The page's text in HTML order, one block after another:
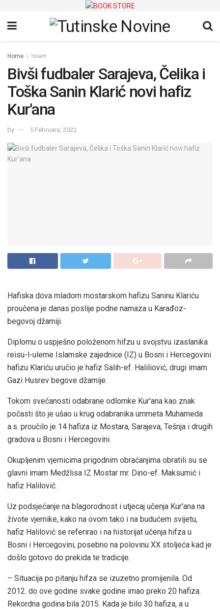
Home Islam
Bivši fudbaler Sarajeva, Čelika i
Toška Sanin Klarić novi hafiz
Kur'ana
by 5 Februara, 2022
Hafiska dova mladom mostarskom hafizu Saninu Klariću
proučena je danas poslije podne namaza u Karađoz-
begovoj džamiji.
Diplomu o uspješno položenom hifzu u svojstvu izaslanika
reisu-l-uleme Islamske zajednice (IZ) u Bosni i Hercegovini
hafizu Klariću uručio je hafiz Salih-ef. Haliliović, drugi imam
Gazi Husrev begove džamije.
Tokom svečanosti odabrane odlomke Kur'ana kao znak
počasti što je ušao u krug odabranika ummeta Muhameda
a.s. proučilo je 14 hafiza iz Mostara, Sarajeva, Tešnja i drugih
gradova u Bosni i Hercegovini.
Okupljenim vjernicima prigodnim obraćanjima obratili su se
glavni imam Medžlisa IZ Mostar mr. Dino-ef. Maksumić i
hafiz Halilović.
Uz podsjećanje na blagorodnost i utjecaj učenja Kur'ana na
živote vjernike, kako na ovom tako i na budućem svijetu,
hafiz Halilović se referirao i na historijat učenja hifza u
Bosni i Hercegovini, posebno na polovinu XX stoljeća kad je
došlo gotovo do prekida te tradicije.
– Situacija po pitanju hifza se izuzetno promijenila. Od
2012. do ove godine svake godine imao preko 20 hafiza.
Rekordna godina bila 2015. Kada je bilo 30 hafiza, a u